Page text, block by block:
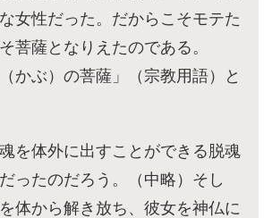
女性だった。だからこそモテた
菩薩となりえたのである。
かぶ）の菩薩」（宗教用語）と
を体外に出すことができる脱魂
ったのだろう。（中略）そし
体から解き放ち、彼女を神仏に